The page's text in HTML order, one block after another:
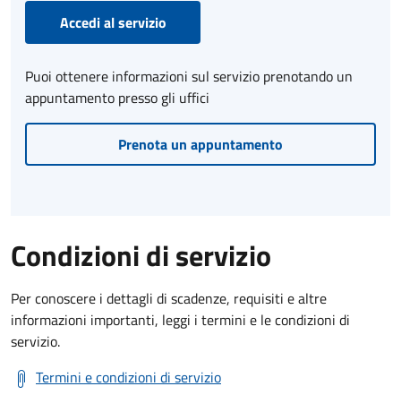
Accedi al servizio
Puoi ottenere informazioni sul servizio prenotando un
appuntamento presso gli uffici
Prenota un appuntamento
Condizioni di servizio
Per conoscere i dettagli di scadenze, requisiti e altre
informazioni importanti, leggi i termini e le condizioni di
servizio.
Termini e condizioni di servizio